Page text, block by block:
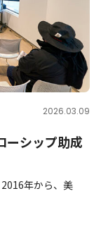
2026.03.09
ーシップ助成
年から、美